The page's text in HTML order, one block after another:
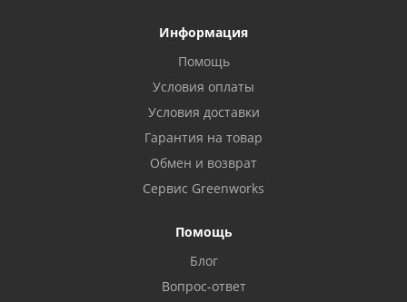
Информация
Помощь
Условия оплаты
Условия доставки
Гарантия на товар
Обмен и возврат
Сервис Greenworks
Помощь
Блог
Вопрос-ответ